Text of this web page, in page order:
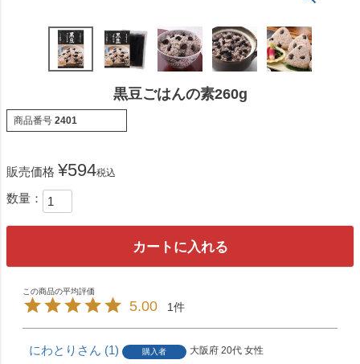
黒豆ごはんの素260g
商品番号 2401
販売価格 ¥594税込
カートに入れる
5.00 1
にわとり 1 購入者 大阪府 20代 女性